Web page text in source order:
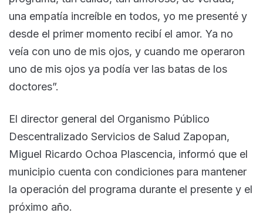
una empatía increíble en todos, yo me presenté y
desde el primer momento recibí el amor. Ya no
veía con uno de mis ojos, y cuando me operaron
uno de mis ojos ya podía ver las batas de los
doctores”.
El director general del Organismo Público
Descentralizado Servicios de Salud Zapopan,
Miguel Ricardo Ochoa Plascencia, informó que el
municipio cuenta con condiciones para mantener
la operación del programa durante el presente y el
próximo año.